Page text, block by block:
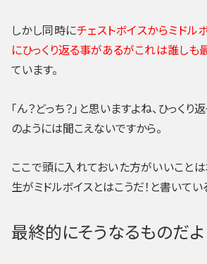
しかし同時にチェストボイスからミドル
にひっくり返る事があるがこれは誰しも
ています。
「ん？どっち？」と思いますよね、ひっくり
のようには聞こえないですから。
ここで頭に入れておいた方がいいこと
生がミドルボイスとはこうだ！と書いて
最終的にそうなるものだよ